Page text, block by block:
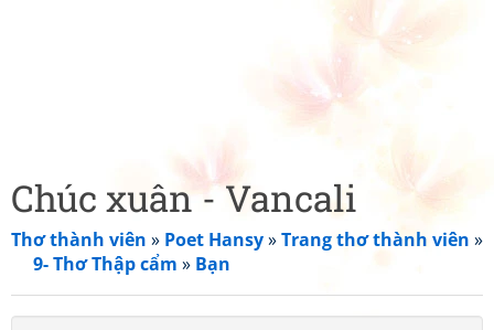
Chúc xuân - Vancali
Thơ thành viên » Poet Hansy»Trang thơ thành viên »
9- Thơ Thập cẩm » Bạn